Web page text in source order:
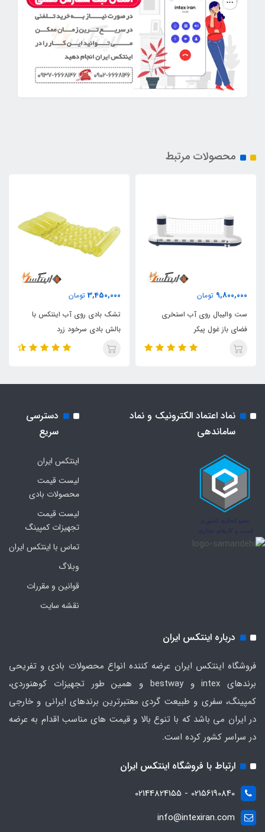
محصولات مرتبط
9,800,000 تومان
ست والیبال روی آب استخری
فضای باز غول پیکر
3,450,000 تومان
تشک بادی روی آب اینتکس با
بالش بادی سرخود زرد
نماد اعتماد الکترونیک و نماد
ساماندهی
دسترسی
سریع
اینتکس ایران
لیست قیمت
محصولات بادی
لیست قیمت
تجهیزات کمپینگ
تماس با اینتکس ایران
وبلاگ
قوانین و مقررات
نقشه سایت
درباره اینتکس ایران
فروشگاه اینتکس ایران عرضه کننده انواع محصولات بادی و تفریحی
برندهای intex و bestway و همین طور تجهیزات کوهنوردی،
کمپینگ، سفری و طبیعت گردی معتبرترین برندهای ایرانی و خارجی
در ایران می باشد که با تنوع بالا و قیمت های مناسب اقدام به عرضه
در سراسر کشور کرده است.
ارتباط با فروشگاه اینتکس ایران
02156190840 - 02144824155
info@intexiran.com